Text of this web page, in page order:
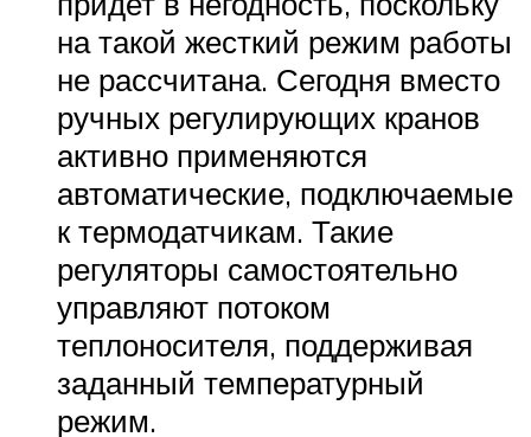
на такой жесткий режим работы
не рассчитана. Сегодня вместо
ручных регулирующих кранов
активно применяются
автоматические, подключаемые
к термодатчикам. Такие
регуляторы самостоятельно
управляют потоком
теплоносителя, поддерживая
заданный температурный
режим.